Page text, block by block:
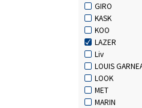
GIRO
KASK
KOO
LAZER
Liv
LOUIS
LOOK
MET
MARIN